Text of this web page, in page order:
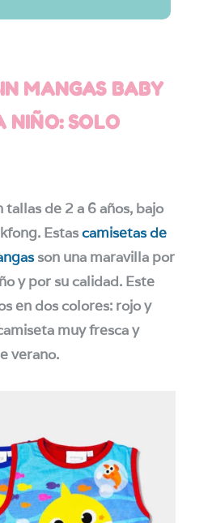
MANGAS BABY
NIÑO: SOLO
tallas de 2 a 6 años, bajo
Estascamisetas de
son una maravilla por
y por su calidad. Este
en dos colores: rojo y
muy fresca y
verano.